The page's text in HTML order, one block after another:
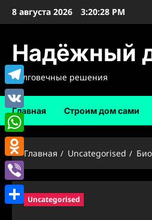
Перейти
8 августа 2026 3:20:29 PM
Надёжный
Долговечные решения
Главная Строим дом сами
Главная Uncategorised
Uncategorised
Telegram
VK
WhatsApp
Odnoklassniki
Viber